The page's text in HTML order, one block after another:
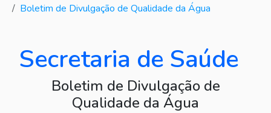
Boletim de Divulgação de Qualidade da Água
Secretaria de Saúde
Boletim de Divulgação de
Qualidade da Água